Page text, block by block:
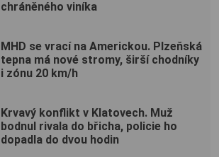
chráněného viníka
MHD se vrací na Americkou. Plzeňská
tepna má nové stromy, širší chodníky
i zónu 20 km/h
Krvavý konflikt v Klatovech. Muž
bodnul rivala do břicha, policie ho
dopadla do dvou hodin